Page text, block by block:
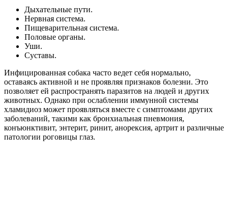
Дыхательные пути.
Нервная система.
Пищеварительная система.
Половые органы.
Уши.
Суставы.
Инфицированная собака часто ведет себя нормально,
оставаясь активной и не проявляя признаков болезни. Это
позволяет ей распространять паразитов на людей и других
животных. Однако при ослаблении иммунной системы
хламидиоз может проявляться вместе с симптомами других
заболеваний, такими как бронхиальная пневмония,
конъюнктивит, энтерит, ринит, анорексия, артрит и различные
патологии роговицы глаз.